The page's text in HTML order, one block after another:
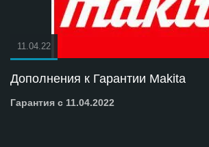
11.04.22
Дополнения к Гарантии Makita
Гарантия с 11.04.2022